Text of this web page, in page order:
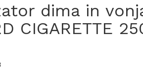
dima in
CIGARETTE